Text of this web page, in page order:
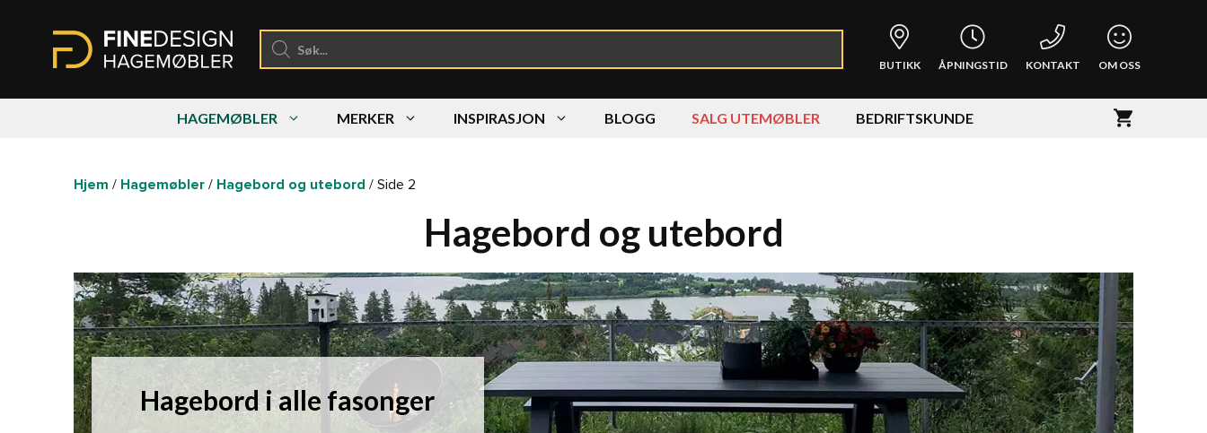
Products
search
BUTIKK ÅPNINGSTID KONTAKT OM OSS
HAGEMØBLER MERKER INSPIRASJON BLOGG SALG UTEMØBLER BEDRIFTSKUNDE
Hjem / Hagemøbler / Hagebord og utebord / Side 2
Hagebord og utebord
Hagebord i alle fasonger